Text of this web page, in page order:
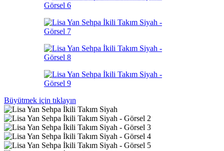
Büyütmek için tıklayın